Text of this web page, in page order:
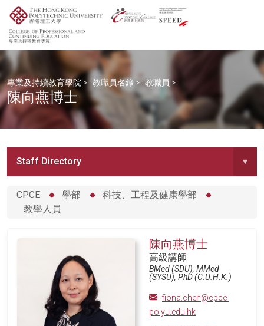
專業及持續教育學院 > 教職員名錄 > 教職員 >
陳向燕博士
Staff Directory ▾
CPCE 學部
科技、工程及健康學部
教學人員
陳向燕博士
高級講師
BMed (SDU), MMed
(SYSU), PhD (C.U.H.K.)
fiona.chen@cpce-
polyu.edu.hk